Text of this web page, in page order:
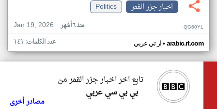
اخبار جزر القمر
Politics
Jan 19, 2026
منذ ٦ أشهر QG60YL
ار تي عربي• arabic.rt.com عدد الكلمات: ١٤١
تابع اخر اخبار جزر القمر من
بي بي سي عربي
مصادر أخرى